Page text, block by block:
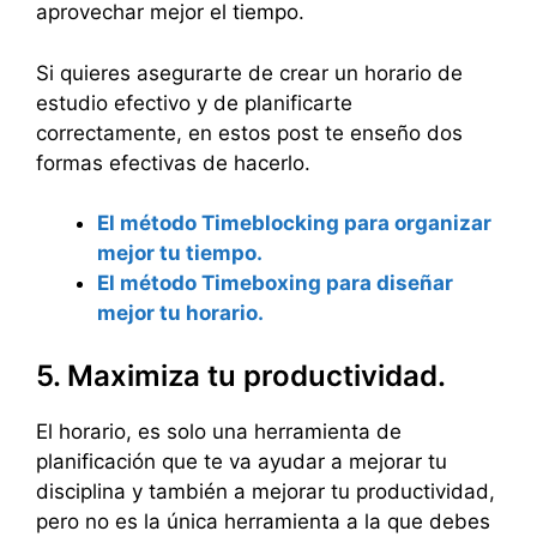
aprovechar mejor el tiempo.
Si quieres asegurarte de crear un horario de
estudio efectivo y de planificarte
correctamente, en estos post te enseño dos
formas efectivas de hacerlo.
El método Timeblocking para organizar
mejor tu tiempo.
El método Timeboxing para diseñar
mejor tu horario.
5. Maximiza tu productividad.
El horario, es solo una herramienta de
planificación que te va ayudar a mejorar tu
disciplina y también a mejorar tu productividad,
pero no es la única herramienta a la que debes